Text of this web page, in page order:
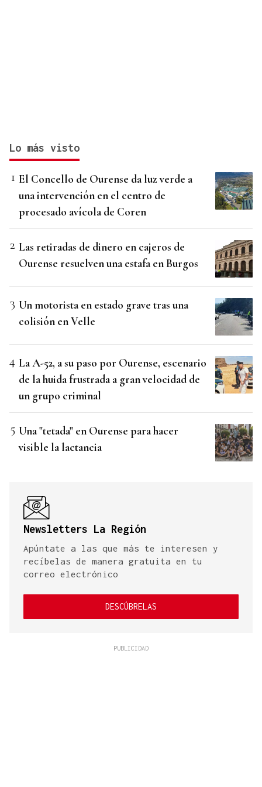
Lo más visto
El Concello de Ourense da luz verde a
una intervención en el centro de
procesado avícola de Coren
Las retiradas de dinero en cajeros de
Ourense resuelven una estafa en Burgos
Un motorista en estado grave tras una
colisión en Velle
La A-52, a su paso por Ourense, escenario
de la huida frustrada a gran velocidad de
un grupo criminal
Una "tetada" en Ourense para hacer
visible la lactancia
Newsletters La Región
Apúntate a las que más te interesen y
recíbelas de manera gratuita en tu
correo electrónico
DESCÚBRELAS